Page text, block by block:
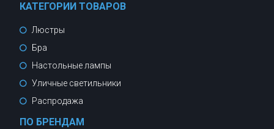
КАТЕГОРИИ ТОВАРОВ
Люстры
Бра
Настольные лампы
Уличные светильники
Распродажа
ПО БРЕНДАМ